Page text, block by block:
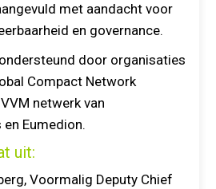
met aandacht voor
en governance.
door organisaties
Compact Network
netwerk van
Eumedion.
uit:
Voormalig Deputy Chief